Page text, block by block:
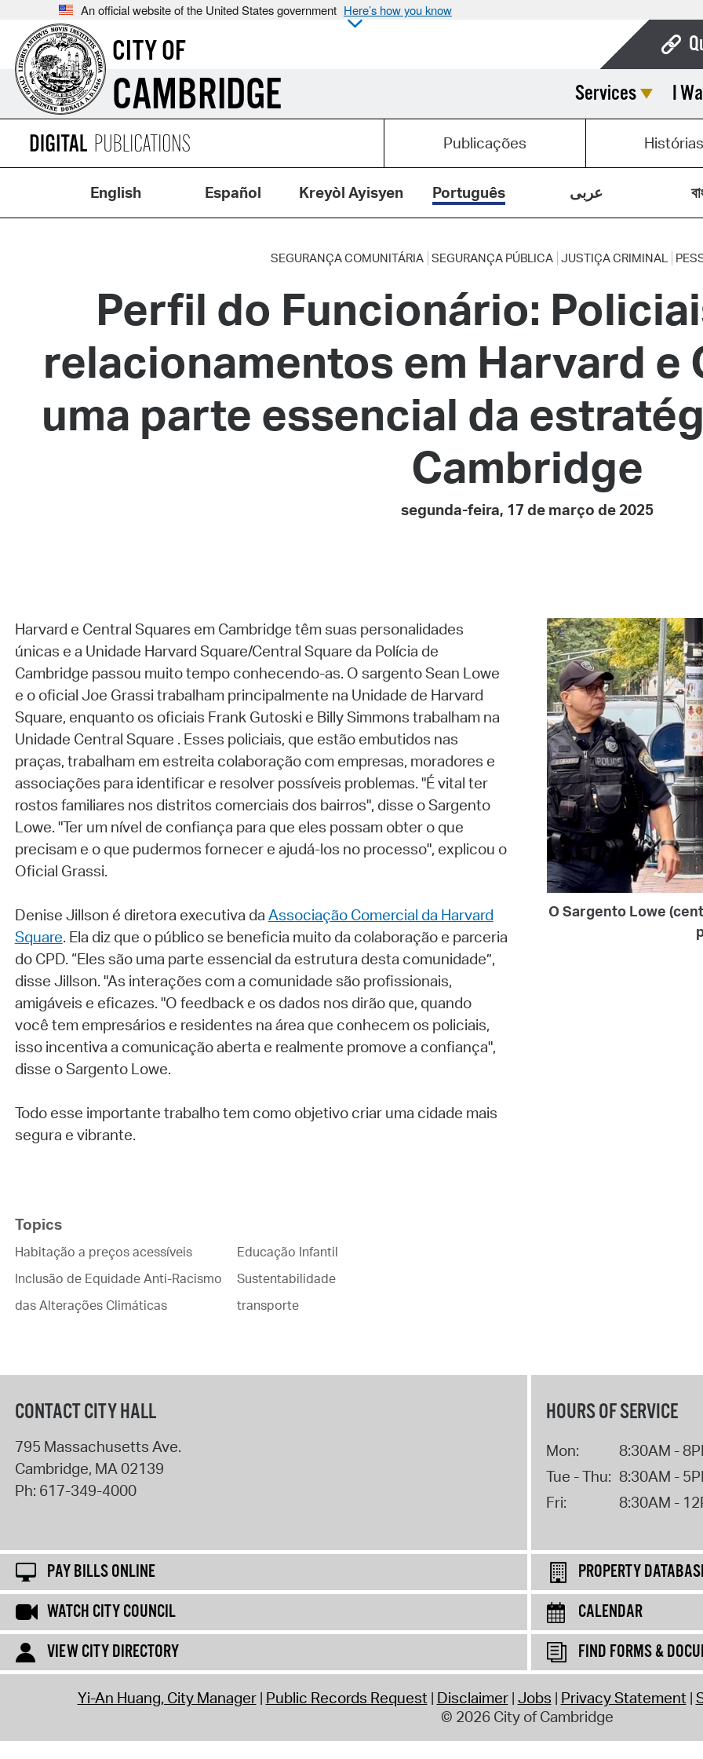
An official website of the United States government Here’s how you know
CITY OF
CAMBRIDGE Services I
Publicações Histórias
English Español Kreyòl Ayisyen Português عربى
SEGURANÇA COMUNITÁRIA SEGURANÇA PÚBLICA JUSTIÇA CRIMINAL
Perfil do Funcionário:
relacionamentos em Harvard e
uma parte essencial da
Cambridge
segunda-feira, 17 de março de 2025
Harvard e Central Squares em Cambridge têm suas personalidades
únicas e a Unidade Harvard Square/Central Square da Polícia de
Cambridge passou muito tempo conhecendo-as. O sargento Sean Lowe
e o oficial Joe Grassi trabalham principalmente na Unidade de Harvard
Square, enquanto os oficiais Frank Gutoski e Billy Simmons trabalham na
Unidade Central Square . Esses policiais, que estão embutidos nas
praças, trabalham em estreita colaboração com empresas, moradores e
associações para identificar e resolver possíveis problemas. "É vital ter
rostos familiares nos distritos comerciais dos bairros", disse o Sargento
Lowe. "Ter um nível de confiança para que eles possam obter o que
precisam e o que pudermos fornecer e ajudá-los no processo", explicou o
Oficial Grassi.
Denise Jillson é diretora executiva da Associação Comercial da Harvard
Square. Ela diz que o público se beneficia muito da colaboração e parceria
do CPD. “Eles são uma parte essencial da estrutura desta comunidade”,
disse Jillson. "As interações com a comunidade são profissionais,
amigáveis e eficazes. "O feedback e os dados nos dirão que, quando
você tem empresários e residentes na área que conhecem os policiais,
isso incentiva a comunicação aberta e realmente promove a confiança",
disse o Sargento Lowe.
Todo esse importante trabalho tem como objetivo criar uma cidade mais
segura e vibrante.
O Sargento Lowe
Topics
Habitação a preços acessíveis
Inclusão de Equidade Anti-Racismo
das Alterações Climáticas
Educação Infantil
Sustentabilidade
transporte
CONTACT CITY HALL
795 Massachusetts Ave.
Cambridge, MA02139
Ph: 617-349-4000
HOURS OF SERVICE
Mon:
8:30AM -
Tue - Thu: 8:30AM -
Fri:
8:30AM -
PAY BILLS ONLINE
PROPERTY
WATCH CITY COUNCIL
CALENDAR
VIEW CITY DIRECTORY
FIND FORMS &
Yi-An Huang, City Manager Public Records Request Disclaimer Jobs Privacy Statement
© 2026 City of Cambridge